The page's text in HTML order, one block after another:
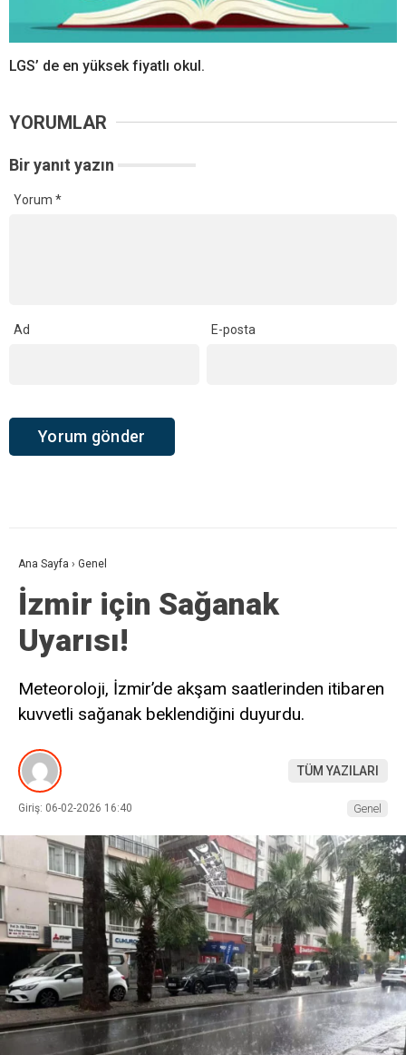
LGS’ de en yüksek fiyatlı okul.
YORUMLAR
Bir yanıt yazın
Yorum *
Ad E-posta
Ana Sayfa › Genel
İzmir için Sağanak
Uyarısı!
Meteoroloji, İzmir’de akşam saatlerinden itibaren
kuvvetli sağanak beklendiğini duyurdu.
TÜM YAZILARI
Giriş: 06-02-2026 16:40 Genel